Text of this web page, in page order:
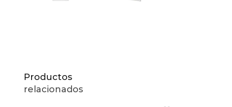
Productos
relacionados